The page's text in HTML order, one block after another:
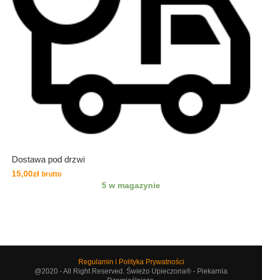
Dostawa pod drzwi
15,00zł brutto
5 w magazynie
Regulamin i Polityka Prywatności
@2020 - All Right Reserved. Świeżo Upieczona® - Piekarnia